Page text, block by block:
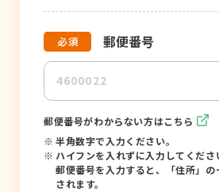
郵便番号
郵便番号がわからない方はこちら
※ 半角数字で入力ください。
※ ハイフンを入れずに入力してくださ
郵便番号を入力すると、「住所」の
されます。